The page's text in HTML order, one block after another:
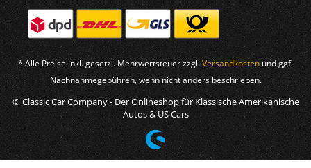
* Alle Preise inkl. gesetzl. Mehrwertsteuer zzgl.Versandkosten und ggf.
Nachnahmegebühren, wenn nicht anders beschrieben.
© Classic Car Company - Der Onlineshop für Klassische Amerikanische
Autos & US Cars